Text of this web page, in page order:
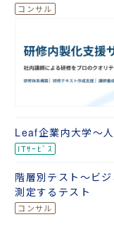
Leaf企業内大学～
階層別テスト～ビ
測定するテスト